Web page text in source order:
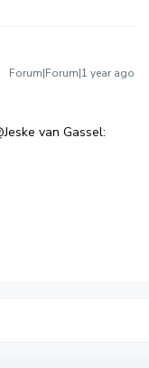
Forum|Forum|1 year ago
van Gassel: